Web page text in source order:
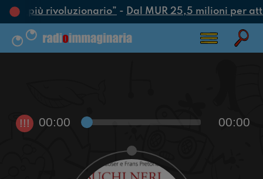
più rivoluzionario”- Dal MUR 25,5 milioni per
!!! 00:00 00:00